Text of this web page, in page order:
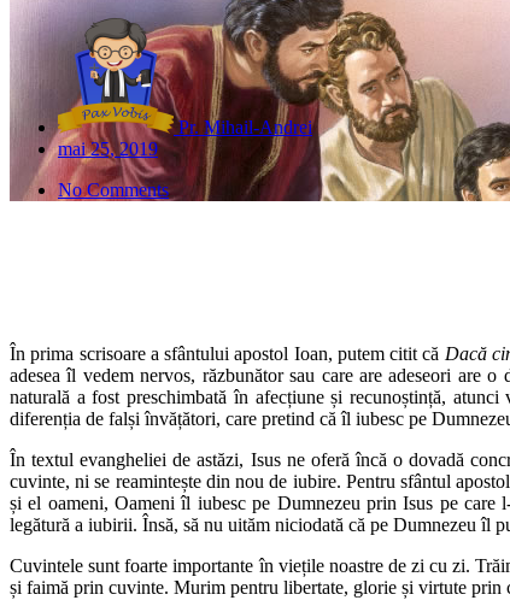
Pr. Mihail-Andrei
mai 25, 2019
No Comments
În prima scrisoare a sfântului apostol Ioan, putem citit că Dacă
adesea îl vedem nervos, răzbunător sau care are adeseori are
naturală a fost preschimbată în afecțiune și recunoștință,
diferenția de falși învățători, care pretind că îl iubesc pe
În textul evangheliei de astăzi, Isus ne oferă încă o dovadă
cuvinte, ni se reamintește din nou de iubire. Pentru sfântul
și el oameni, Oameni îl iubesc pe Dumnezeu prin Isus pe care
legătură a iubirii. Însă, să nu uităm niciodată că pe Dumnezeu îl
Cuvintele sunt foarte importante în viețile noastre de zi cu zi.
și faimă prin cuvinte. Murim pentru libertate, glorie și virtute